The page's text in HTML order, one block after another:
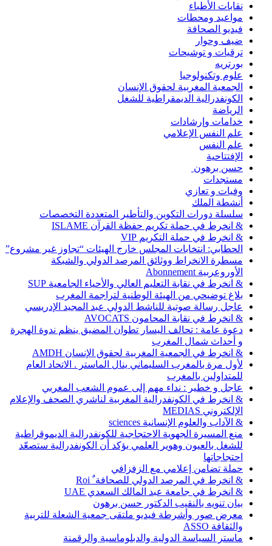
نقابات الأطباء
مواعيد ومحطات
فيديو الصحافة
ضيف وحوار
ترقيات و توشيحات
بورتريه
علوم وتكنولوجيا
الجمعية المغربية لحقوق الإنسان
الكونفدرالية الديمقراطية للشغل
الرياضة
خدامات وإرشادات
علم النفس الإعلامي
علم النفس
الإفتتاحية
حسن برهون
مستجدات
وفيات و تعازي
أنشطة الملك
سلسلة دورات التكوين والتأطير المتعددة التخصصات
& انخرط في حملة تكريم حفظة القرآن ISLAME
& انخرط في حملة التكريم VIP
الحطابي: انتخابات المجلس خارج الهيئات “تجاوز غير مشروع”
مسطرة الانخراط ووثائق المرصد الدولي والشبكة
الأوروعربية Abonnement
& انخرط في نقابة التعليم العالي والأحياء الجامعية SUP
بلاغ توضيحي من الهيئة الوطنية لتراجمة المغرب
عاجل رسالة صوتية للناشط الدولي عبد المجيد الإدريسي
& انخرط في نقابة المحامون AVOCATS
دعوة عامة : تحالف اليسار تطوان المضيق ينظم ندوة الهجرة
و أحداث شمال المغرب
& انخرط في الجمعية المغربية لحقوق الإنسان AMDH
لأول مرة بالمغرب السليماني ينال الماستر . الاتحاد العام
للمتداولين بالمغرب
عاجل و خطير : نداء مهم إلى عموم الشعب المغربي
& انخرط في الكونفدرالية المغربية لناشري الصحف والإعلام
الإلكتروني MEDIAS
& الآداب والعلوم الإنسانية sciences
منع المسيرة الجهوية الاحتجاجية للكونفدرالية الديموقراطية
للشغل بالعيون وهوير العلمي يؤكد أن الكونفدرالية ستصعّد
احتجاجاتها
حملة تضامن إعلامي مع الزفزافي
& انخرط في المرصد الدولي للصحافة ٌ Roi
& انخرط في جامعة عبد المالك السعدي UAE
بيان تنويه بالنقيب الدكتور حسن برهون
معرض صور وأشرطة فيديو ملتقى جمعية الشعلة للتربية
والثقافة ASSO
ماستر السياسة الدولية والدبلوماسية والرقمنة